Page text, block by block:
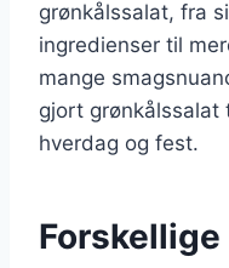
grønkålssalat, fra
ingredienser til
mange
gjort
hverdag og fest.